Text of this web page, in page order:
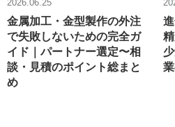
2026.06.25
金属加工・金型製作の外注
で失敗しないための完全ガ
イド｜パートナー選定〜相
談・見積のポイント総まと
め